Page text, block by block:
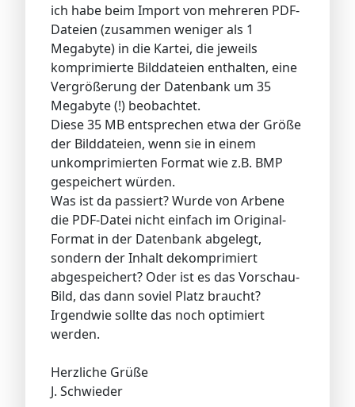
ich habe beim Import von mehreren PDF-
Dateien (zusammen weniger als 1
Megabyte) in die Kartei, die jeweils
komprimierte Bilddateien enthalten, eine
Vergrößerung der Datenbank um 35
Megabyte (!) beobachtet.
Diese 35 MB entsprechen etwa der Größe
der Bilddateien, wenn sie in einem
unkomprimierten Format wie z.B. BMP
gespeichert würden.
Was ist da passiert? Wurde von Arbene
die PDF-Datei nicht einfach im Original-
Format in der Datenbank abgelegt,
sondern der Inhalt dekomprimiert
abgespeichert? Oder ist es das Vorschau-
Bild, das dann soviel Platz braucht?
Irgendwie sollte das noch optimiert
werden.
Herzliche Grüße
J. Schwieder